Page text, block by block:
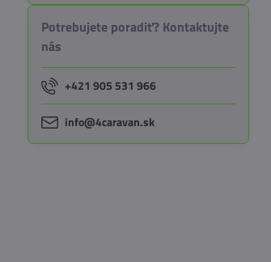
Potrebujete poradiť? Kontaktujte
nás
+421 905 531 966
info@4caravan.sk